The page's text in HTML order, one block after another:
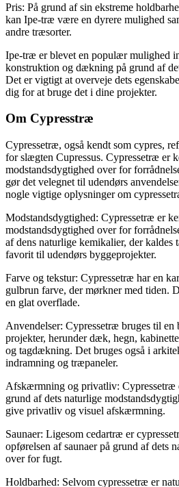
Pris: På grund af sin ekstreme
kan Ipe-træ være en dyrere mulighed
andre træsorter.
Ipe-træ er blevet en populær mulighed
konstruktion og dækning på grund af
Det er vigtigt at overveje dets
dig for at bruge det i dine projekter.
Om Cypresstræ
Cypressetræ, også kendt som cypres,
for slægten Cupressus. Cypressetræ er
modstandsdygtighed over for
gør det velegnet til udendørs
nogle vigtige oplysninger om
Modstandsdygtighed: Cypressetræ er
modstandsdygtighed over for
af dens naturlige kemikalier, der kaldes
favorit til udendørs byggeprojekter.
Farve og tekstur: Cypressetræ har en
gulbrun farve, der mørkner med tiden.
en glat overflade.
Anvendelser: Cypressetræ bruges til en
projekter, herunder dæk, hegn,
og tagdækning. Det bruges også i
indramning og træpaneler.
Afskærmning og privatliv: Cypressetræ
grund af dets naturlige
give privatliv og visuel afskærmning.
Saunaer: Ligesom cedartræ er
opførelsen af saunaer på grund af dets
over for fugt.
Holdbarhed: Selvom cypressetræ er